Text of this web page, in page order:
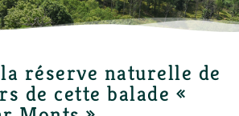
réserve naturelle de
de cette balade «